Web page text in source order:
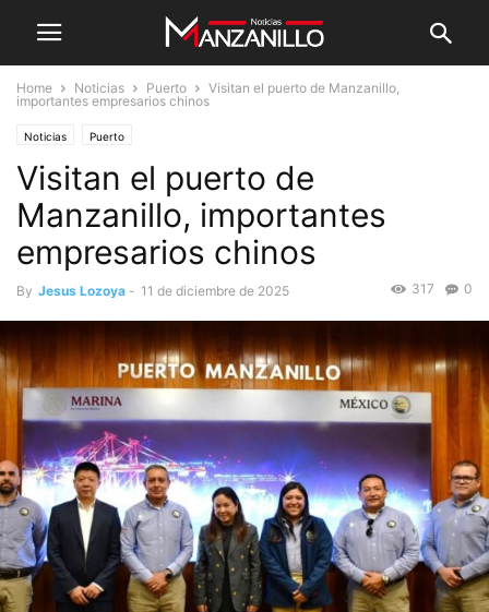
Home Noticias Puerto
Visitan el puerto de Manzanillo,
importantes empresarios chinos
Noticias Puerto
Visitan el puerto de
Manzanillo, importantes
empresarios chinos
By Jesus Lozoya - 11 de diciembre de 2025 0
317